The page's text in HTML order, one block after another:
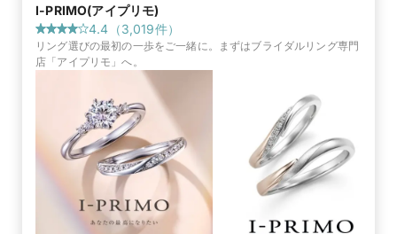
I-PRIMO(アイプリモ)
4.4 （3,019件）
リング選びの最初の一歩をご一緒に。まずはブライダルリング専門
店「アイプリモ」へ。